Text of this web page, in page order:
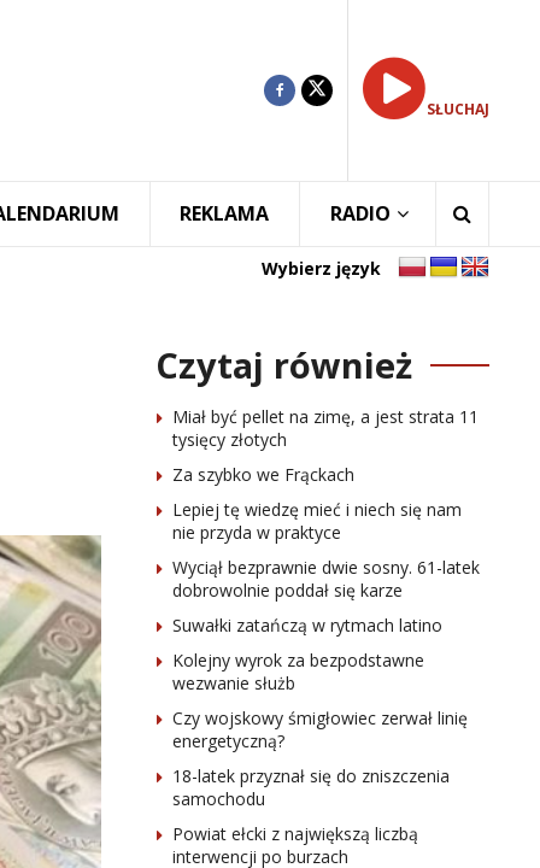
SŁUCHAJ
REKLAMA RADIO
Wybierz język
Czytaj również
Miał być pellet na zimę, a jest strata 11
tysięcy złotych
Za szybko we Frąckach
Lepiej tę wiedzę mieć i niech się nam
nie przyda w praktyce
Wyciął bezprawnie dwie sosny. 61-latek
dobrowolnie poddał się karze
Suwałki zatańczą w rytmach latino
Kolejny wyrok za bezpodstawne
wezwanie służb
Czy wojskowy śmigłowiec zerwał linię
energetyczną?
18-latek przyznał się do zniszczenia
samochodu
Powiat ełcki z największą liczbą
interwencji po burzach